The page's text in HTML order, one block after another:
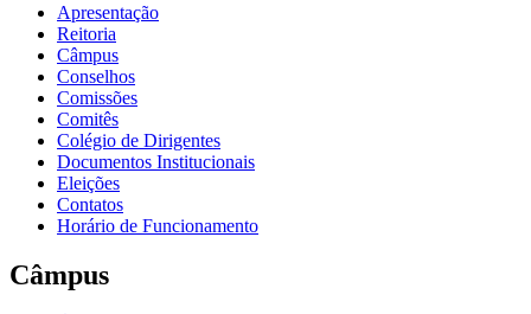
Apresentação
Reitoria
Câmpus
Conselhos
Comissões
Comitês
Colégio de Dirigentes
Documentos Institucionais
Eleições
Contatos
Horário de Funcionamento
Câmpus